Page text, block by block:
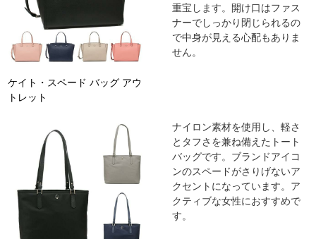
ケイト・スペード バッグ アウ
トレット
重宝します。開け口はファス
ナーでしっかり閉じられるの
で中身が見える心配もありま
せん。
ナイロン素材を使用し、軽さ
とタフさを兼ね備えたトート
バッグです。ブランドアイコ
ンのスペードがさりげないア
クセントになっています。ア
クティブな女性におすすめで
す。